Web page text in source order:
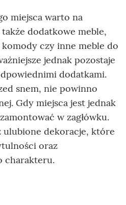
miejsca warto na
dodatkowe meble,
czy inne meble do
jednak pozostaje
dodatkami.
snem, nie powinno
Gdy miejsca jest jednak
w zagłówku.
ulubione dekoracje, które
oraz
charakteru.